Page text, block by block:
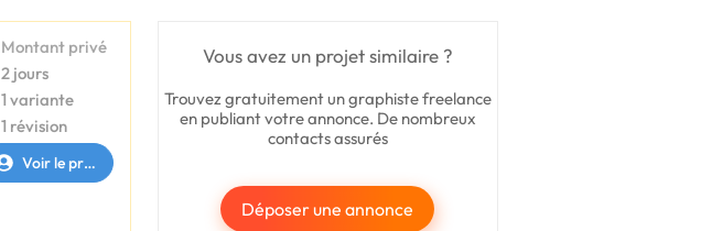
Vous avez un projet similaire ?
Trouvez gratuitement un graphiste freelance
en publiant votre annonce. De nombreux
contacts assurés
Déposer une annonce
Montant privé
2 jours
1 variante
1 révision
Voir le profil